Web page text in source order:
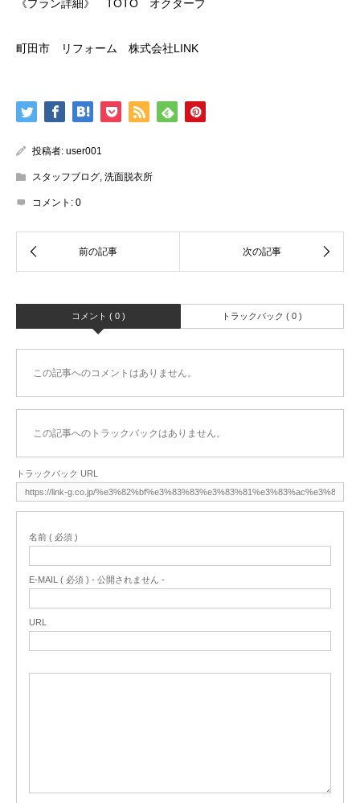
《プラン詳細》 TOTO オクターブ
町田市 リフォーム 株式会社LINK
投稿者: user001
スタッフブログ, 洗面脱衣所
コメント: 0
コメント ( 0 ) トラックバック ( 0 )
この記事へのコメントはありません。
この記事へのトラックバックはありません。
トラックバック URL
名前 ( 必須 )
E-MAIL ( 必須 ) - 公開されません -
URL